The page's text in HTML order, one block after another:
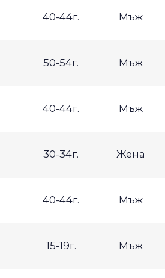
40-44г. Мъж
50-54г. Мъж
40-44г. Мъж
30-34г. Жена
40-44г. Мъж
15-19г. Мъж